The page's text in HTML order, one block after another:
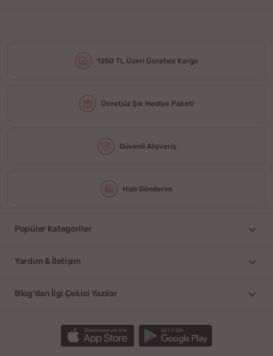
1250 TL Üzeri Ücretsiz Kargo
Ücretsiz Şık Hediye Paketi
Güvenli Alışveriş
Hızlı Gönderim
Popüler Kategoriler
Yardım & İletişim
Blog'dan İlgi Çekici Yazılar